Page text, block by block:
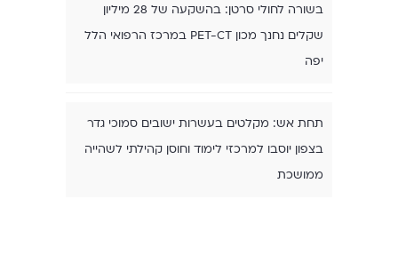
בשורה לחולי סרטן: בהשקעה של 28 מיליון
שקלים נחנך מכון PET-CT במרכז הרפואי הלל
יפה
תחת אש: מקלטים בעשרות ישובים סמוכי גדר
בצפון יוסבו למרכזי לימוד וחוסן קהילתי לשהייה
ממושכת